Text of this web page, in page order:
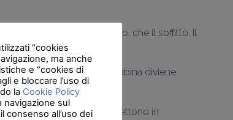
sia la parete di fondo, che il soffitto. Il
satinato.
dagli ingombri ridotti: la cabina diviene
giochi di luce che si riflettono in
“cookies
ma anche
e “cookies di
e bloccare l’uso di
la Cookie Policy
navigazione sul
consenso all’uso dei